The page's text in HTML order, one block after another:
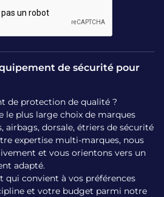
de sécurité pour
de protection de qualité ?
le plus large choix de marques
airbags, dorsale, étriers de sécurité
expertise multi-marques, nous
et vous orientons vers un
adapté.
qui convient à vos préférences
et votre budget parmi notre